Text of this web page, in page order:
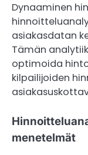
Dynaaminen
asiakasdatan
Tämän
optimoida
kilpailijoiden
menetelmät